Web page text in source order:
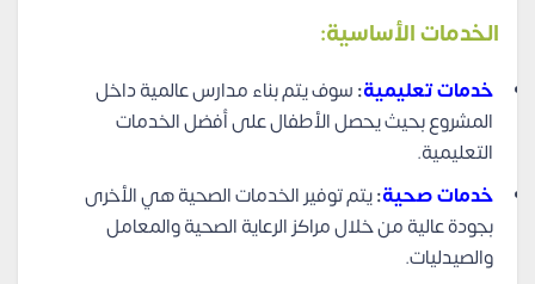
الخدمات الأساسية:
خدمات تعليمية:سوف يتم بناء مدارس عالمية داخل
المشروع بحيث يحصل الأطفال على أفضل الخدمات
التعليمية.
خدمات صحية:يتم توفير الخدمات الصحية هي الأخرى
بجودة عالية من خلال مراكز الرعاية الصحية والمعامل
والصيدليات.